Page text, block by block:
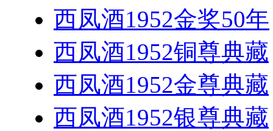
西凤酒1952金奖50年
西凤酒1952铜尊典藏
西凤酒1952金尊典藏
西凤酒1952银尊典藏